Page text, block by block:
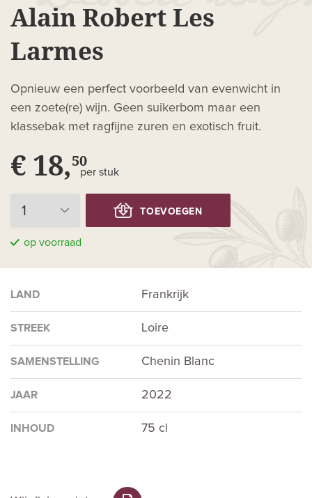
Alain Robert Les
Larmes
Opnieuw een perfect voorbeeld van evenwicht in
een zoete(re) wijn. Geen suikerbom maar een
klassebak met ragfijne zuren en exotisch fruit.
€ 18,50
per stuk
TOEVOEGEN
op voorraad
LAND Frankrijk
STREEK Loire
SAMENSTELLING Chenin Blanc
JAAR 2022
INHOUD 75 cl